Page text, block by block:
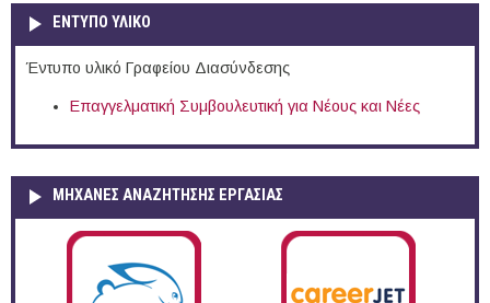
ΕΝΤΥΠΟ ΥΛΙΚΟ
Έντυπο υλικό Γραφείου Διασύνδεσης
Επαγγελματική Συμβουλευτική για Νέους και Νέες
ΜΗΧΑΝΕΣ ΑΝΑΖΗΤΗΣΗΣ ΕΡΓΑΣΙΑΣ